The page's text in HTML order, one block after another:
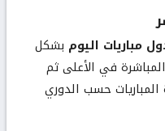
مباريات اليوم بشكل
في الأعلى ثم
المباريات حسب الدوري